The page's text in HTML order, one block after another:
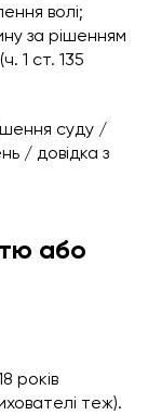
волі;
за рішенням
1 ст. 135
суду /
/ довідка з
або
років
теж).